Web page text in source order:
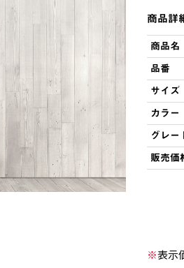
商品詳
商品名
品番
サイズ
カラー
グレー
販売価
※表示